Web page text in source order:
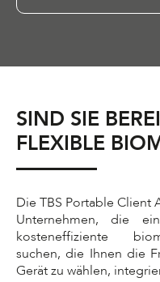
SIND SIE
FLEXIBLE
Die TBS Portable
Unternehmen, die
kosteneffiziente
suchen, die Ihnen die
Gerät zu wählen,